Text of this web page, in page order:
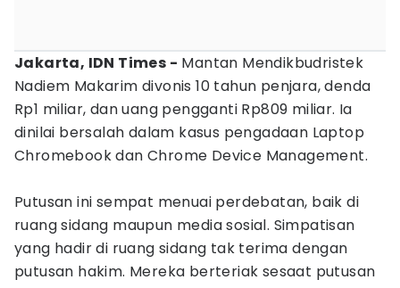
Jakarta, IDN Times - Mantan Mendikbudristek
Nadiem Makarim divonis 10 tahun penjara, denda
Rp1 miliar, dan uang pengganti Rp809 miliar. Ia
dinilai bersalah dalam kasus pengadaan Laptop
Chromebook dan Chrome Device Management.
Putusan ini sempat menuai perdebatan, baik di
ruang sidang maupun media sosial. Simpatisan
yang hadir di ruang sidang tak terima dengan
putusan hakim. Mereka berteriak sesaat putusan